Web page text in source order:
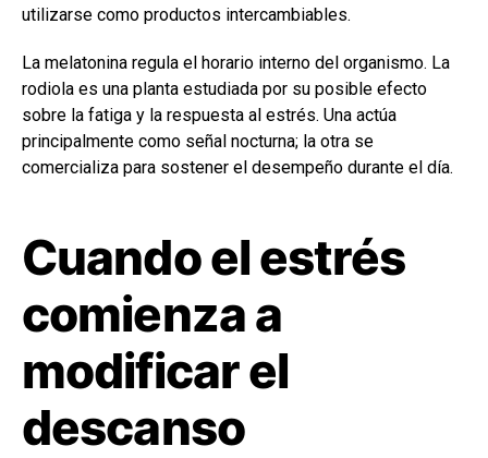
utilizarse como productos intercambiables.
La melatonina regula el horario interno del organismo. La
rodiola es una planta estudiada por su posible efecto
sobre la fatiga y la respuesta al estrés. Una actúa
principalmente como señal nocturna; la otra se
comercializa para sostener el desempeño durante el día.
Cuando el estrés
comienza a
modificar el
descanso